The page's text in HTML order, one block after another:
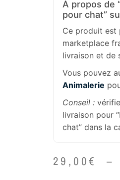
À propos de
pour chat”
Ce produit est
marketplace
livraison et de
Vous pouvez
Animalerie
Conseil :
livraison pour
chat” dans la
29,00€ –